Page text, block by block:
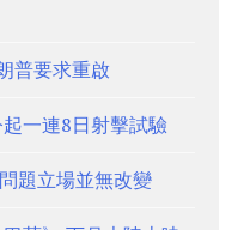
普要求重啟
一連8日射擊試驗
題立場並無改變